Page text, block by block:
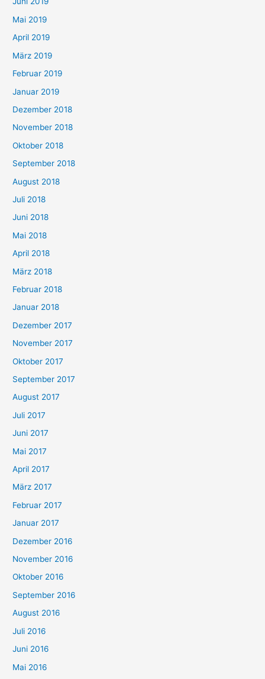
Mai 2019
April 2019
März 2019
Februar 2019
Januar 2019
Dezember 2018
November 2018
Oktober 2018
September 2018
August 2018
Juli 2018
Juni 2018
Mai 2018
April 2018
März 2018
Februar 2018
Januar 2018
Dezember 2017
November 2017
Oktober 2017
September 2017
August 2017
Juli 2017
Juni 2017
Mai 2017
April 2017
März 2017
Februar 2017
Januar 2017
Dezember 2016
November 2016
Oktober 2016
September 2016
August 2016
Juli 2016
Juni 2016
Mai 2016